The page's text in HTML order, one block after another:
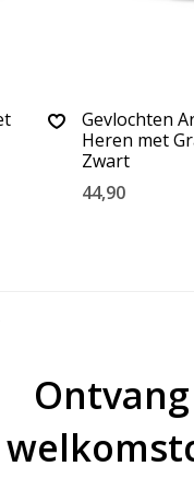
Gevlochten
Heren met
Zwart
44,90